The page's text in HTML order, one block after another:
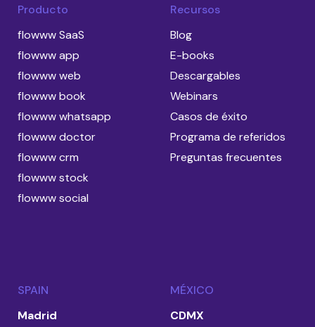
Producto
flowww SaaS
flowww app
flowww web
flowww book
flowww whatsapp
flowww doctor
flowww crm
flowww stock
flowww social
Recursos
Blog
E-books
Descargables
Webinars
Casos de éxito
Programa de referidos
Preguntas frecuentes
SPAIN
Madrid
MÉXICO
CDMX